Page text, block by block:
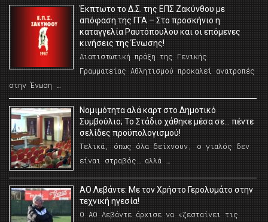
Έκπτωτο το Δ.Σ. της ΕΠΣ Ζακύνθου με
απόφαση της ΓΓΑ – Στο προσκήνιο η
καταγγελία Ραυτόπουλου και οι επόμενες
κινήσεις της Ένωσης!
Διαπιστωτική πράξη της Γενικής
Γραμματείας Αθλητισμού προκαλεί ανατροπές
στην Ένωση …
Νομιμότητα αλά καρτ στο Δημοτικό
Συμβούλιο; Το Στάδιο χάθηκε μέσα σε… πέντε
σελίδες προϋπολογισμού!
Τελικά, όπως όλα δείχνουν, ο γιαλός δεν
είναι στραβός… αλλά …
ΑΟ Λεβάντε: Με τον Χρήστο Γερολυμάτο στην
τεχνική ηγεσία!
Ο ΑΟ Λεβάντε άρχισε να «ζεσταίνει τις